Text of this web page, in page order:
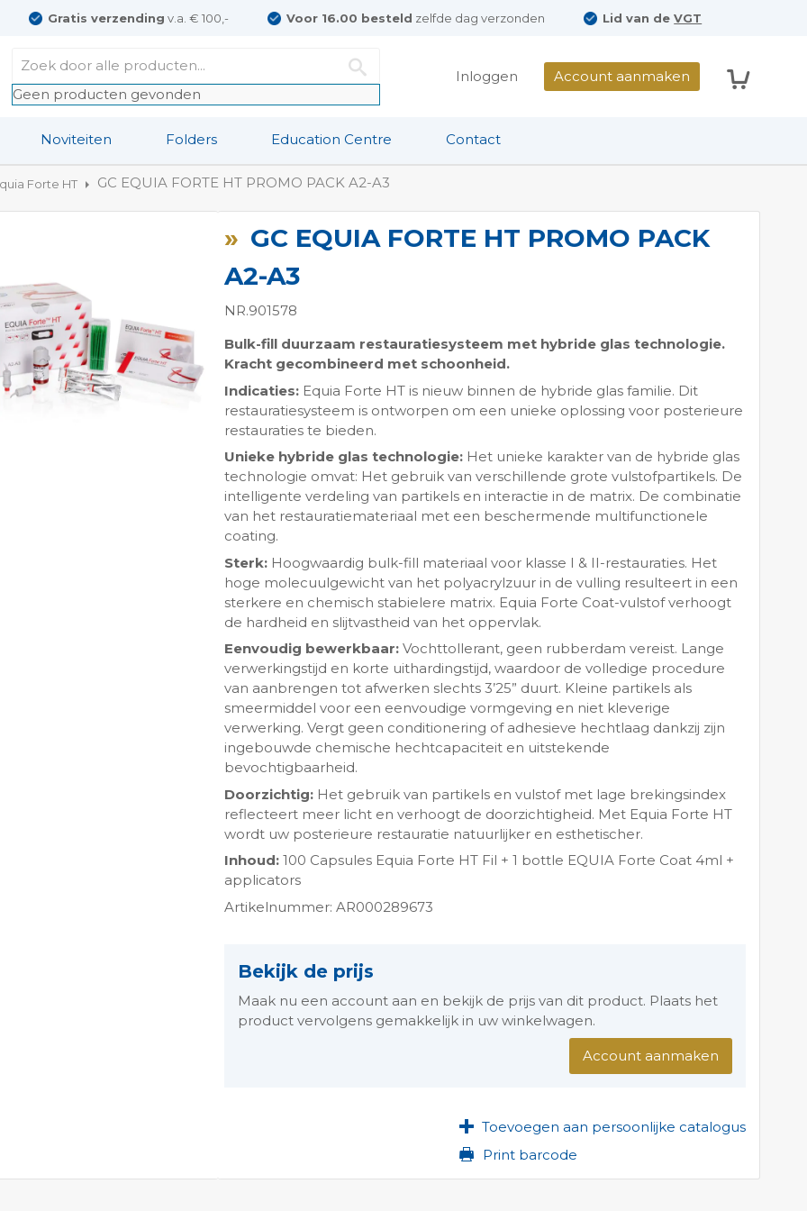
Gratis verzending v.a. € 100,- Voor 16.00 besteld zelfde dag verzonden Lid van deVGT
Geen producten gevonden
Inloggen Account aanmaken
Noviteiten Folders Education Centre Contact
Forte HT GC EQUIA FORTE HT PROMO PACK A2-A3
GC EQUIA FORTE HT PROMO PACK
A2-A3
NR.901578
Bulk-fill duurzaam restauratiesysteem met hybride glas technologie.
Kracht gecombineerd met schoonheid.
Indicaties: Equia Forte HT is nieuw binnen de hybride glas familie. Dit
restauratiesysteem is ontworpen om een unieke oplossing voor posterieure
restauraties te bieden.
Unieke hybride glas technologie: Het unieke karakter van de hybride glas
technologie omvat: Het gebruik van verschillende grote vulstofpartikels. De
intelligente verdeling van partikels en interactie in de matrix. De combinatie
van het restauratiemateriaal met een beschermende multifunctionele
coating.
Sterk: Hoogwaardig bulk-fill materiaal voor klasse I & II-restauraties. Het
hoge molecuulgewicht van het polyacrylzuur in de vulling resulteert in een
sterkere en chemisch stabielere matrix. Equia Forte Coat-vulstof verhoogt
de hardheid en slijtvastheid van het oppervlak.
Eenvoudig bewerkbaar: Vochttollerant, geen rubberdam vereist. Lange
verwerkingstijd en korte uithardingstijd, waardoor de volledige procedure
van aanbrengen tot afwerken slechts 3’25” duurt. Kleine partikels als
smeermiddel voor een eenvoudige vormgeving en niet kleverige
verwerking. Vergt geen conditionering of adhesieve hechtlaag dankzij zijn
ingebouwde chemische hechtcapaciteit en uitstekende
bevochtigbaarheid.
Doorzichtig: Het gebruik van partikels en vulstof met lage brekingsindex
reflecteert meer licht en verhoogt de doorzichtigheid. Met Equia Forte HT
wordt uw posterieure restauratie natuurlijker en esthetischer.
Inhoud: 100 Capsules Equia Forte HT Fil + 1 bottle EQUIA Forte Coat 4ml +
applicators
Artikelnummer: AR000289673
Bekijk de prijs
Maak nu een account aan en bekijk de prijs van dit product. Plaats het
product vervolgens gemakkelijk in uw winkelwagen.
Account aanmaken
Toevoegen aan persoonlijke catalogus
Print barcode